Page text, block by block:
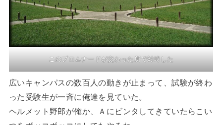
このプロムナードが交わった所で対峙した
広いキャンパスの数百人の動きが止まって、試験が終わ
った受験生が一斉に俺達を見ていた。
ヘルメット野郎が俺か、Ａにビンタしてきていたらこい